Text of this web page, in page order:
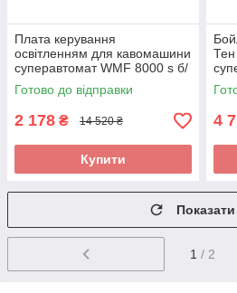
Плата керування
освітленням для кавомашини
суперавтомат WMF 8000 s б/
у 33.2561.3000
Готово до відправки
2 178 ₴ 14 520 ₴
Купити
у
4
1 / 2